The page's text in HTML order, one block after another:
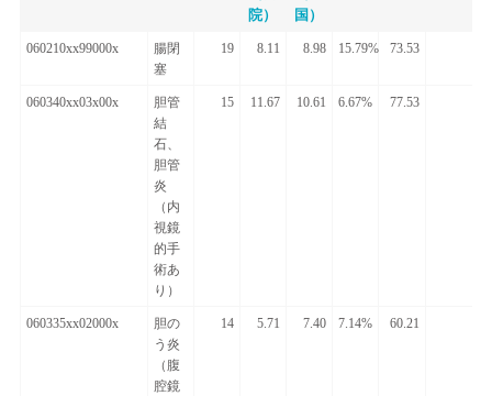
院）
国）
060210xx99000x
腸閉
塞
19 8.11 8.98 15.79% 73.53
060340xx03x00x
胆管
結
石、
胆管
炎
（内
視鏡
的手
術あ
り）
15 11.67 10.61 6.67% 77.53
060335xx02000x
胆の
う炎
（腹
腔鏡
14 5.71 7.40 7.14% 60.21